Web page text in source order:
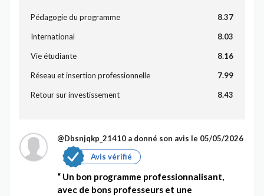
Pédagogie du programme 8.37
International 8.03
Vie étudiante 8.16
Réseau et insertion professionnelle 7.99
Retour sur investissement 8.43
@Dbsnjqkp_21410 a donné son avis le 05/05/2026
Avis vérifié
Un bon programme professionnalisant,
avec de bons professeurs et une